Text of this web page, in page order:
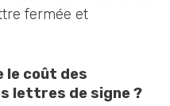
fermée et
le coût des
lettres de signe ?